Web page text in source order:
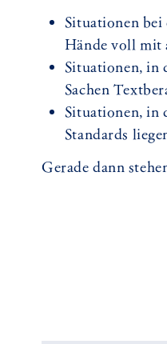
Situationen bei
Hände voll mit
Situationen, in
Sachen
Situationen, in
Standards
Gerade dann